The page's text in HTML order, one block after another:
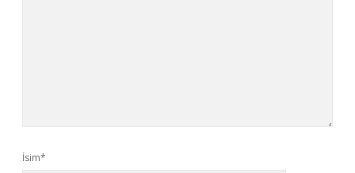
İsim*